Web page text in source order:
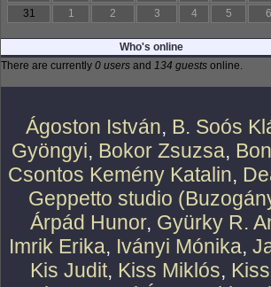
31
1 2 3 4 5 6
Who's online
There are currently 0 users and 134 guests online.
Ágoston István, B. Soós
Gyöngyi, Bokor Zsuzsa,
Csontos Kemény Katalin,
Geppetto studio
Árpád Hunor, Gyürky R.
Imrik Erika, Iványi Mónika,
Kis Judit, Kiss Miklós,